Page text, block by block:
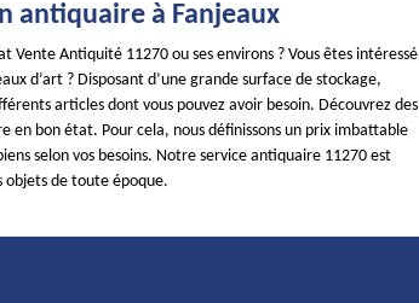
antiquaire à Fanjeaux
Vente Antiquité 11270 ou ses environs ? Vous êtes intéressé
d’art ? Disposant d’une grande surface de stockage,
articles dont vous pouvez avoir besoin. Découvrez des
en bon état. Pour cela, nous définissons un prix imbattable
selon vos besoins. Notre service antiquaire 11270 est
objets de toute époque.